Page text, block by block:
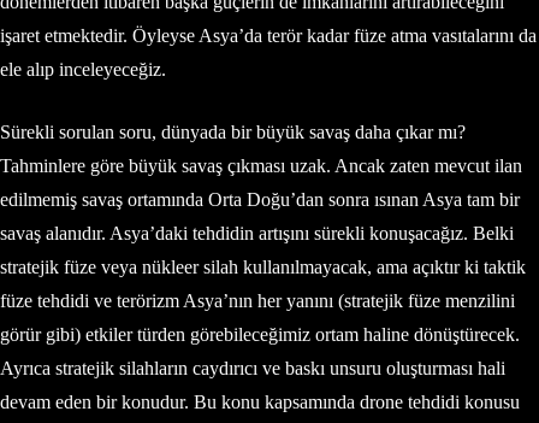
işaret etmektedir. Öyleyse Asya’da terör kadar füze atma vasıtalarını da
ele alıp inceleyeceğiz.
Sürekli sorulan soru, dünyada bir büyük savaş daha çıkar mı?
Tahminlere göre büyük savaş çıkması uzak. Ancak zaten mevcut ilan
edilmemiş savaş ortamında Orta Doğu’dan sonra ısınan Asya tam bir
savaş alanıdır. Asya’daki tehdidin artışını sürekli konuşacağız. Belki
stratejik füze veya nükleer silah kullanılmayacak, ama açıktır ki taktik
füze tehdidi ve terörizm Asya’nın her yanını (stratejik füze menzilini
görür gibi) etkiler türden görebileceğimiz ortam haline dönüştürecek.
Ayrıca stratejik silahların caydırıcı ve baskı unsuru oluşturması hali
devam eden bir konudur. Bu konu kapsamında drone tehdidi konusu